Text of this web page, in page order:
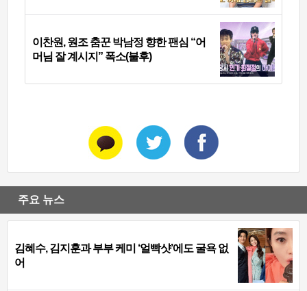
이찬원, 원조 춤꾼 박남정 향한 팬심 “어
머님 잘 계시지” 폭소(불후)
주요 뉴스
김혜수, 김지훈과 부부 케미 ‘얼빡샷’에도 굴욕 없
어